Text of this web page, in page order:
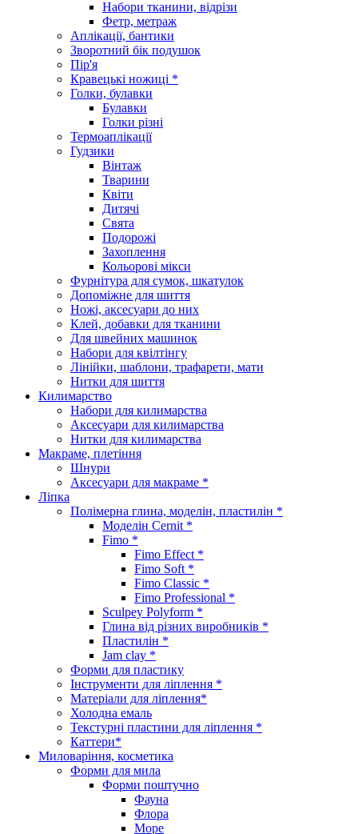
Набори тканини, відрізи
Фетр, метраж
Аплікації, бантики
Зворотний бік подушок
Пір'я
Кравецькі ножиці *
Голки, булавки
Булавки
Голки різні
Термоаплікації
Гудзики
Вінтаж
Тварини
Квіти
Дитячі
Свята
Подорожі
Захоплення
Кольорові мікси
Фурнітура для сумок, шкатулок
Допоміжне для шиття
Ножі, аксесуари до них
Клей, добавки для тканини
Для швейних машинок
Набори для квілтінгу
Лінійки, шаблони, трафарети, мати
Нитки для шиття
Килимарство
Набори для килимарства
Аксесуари для килимарства
Нитки для килимарства
Макраме, плетіння
Шнури
Аксесуари для макраме *
Ліпка
Полімерна глина, моделін, пластилін *
Моделін Cernit *
Fimo *
Fimo Effect *
Fimo Soft *
Fimo Classic *
Fimo Professional *
Sculpey Polyform *
Глина від різних виробників *
Пластилін *
Jam clay *
Форми для пластику
Інструменти для ліплення *
Матеріали для ліплення*
Холодна емаль
Текстурні пластини для ліплення *
Каттери*
Миловаріння, косметика
Форми для мила
Форми поштучно
Фауна
Флора
Море